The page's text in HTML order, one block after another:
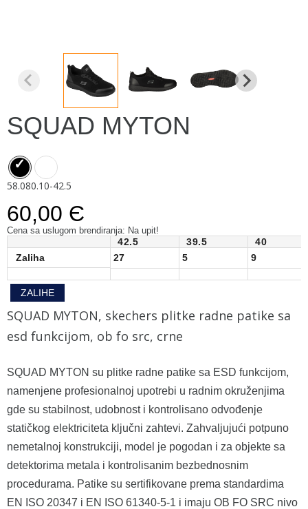
SQUAD MYTON
58.080.10-42.5
60,00 Є
Cena sa uslugom brendiranja: Na upit!
42.5 39.5
40
Zaliha
27 5 9
ZALIHE
SQUAD MYTON, skechers plitke radne patike sa
esd funkcijom, ob fo src, crne
SQUAD MYTON su plitke radne patike sa ESD funkcijom,
namenjene profesionalnoj upotrebi u radnim okruženjima
gde su stabilnost, udobnost i kontrolisano odvođenje
statičkog elektriciteta ključni zahtevi. Zahvaljujući potpuno
nemetalnoj konstrukciji, model je pogodan i za objekte sa
detektorima metala i kontrolisanim bezbednosnim
procedurama. Patike su sertifikovane prema standardima
EN ISO 20347 i EN ISO 61340-5-1 i imaju OB FO SRC nivo